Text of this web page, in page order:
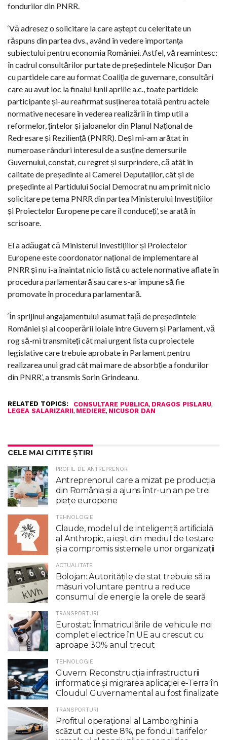
fondurilor din PNRR.
‘Vă adresez o solicitare la care aștept cu celeritate un
răspuns din partea dvs., având în vedere importanța
subiectului pentru economia României. Astfel, vă reamintesc:
în cadrul consultărilor purtate de președintele Nicușor Dan
cu partidele care au format Coaliția de guvernare, consultări
care au avut loc la finalul lunii aprilie a.c., toate partidele
participante și-au reafirmat susținerea totală pentru actele
normative necesare în vederea realizării în timp util a
reformelor, țintelor și jaloanelor din Planul Național de
Redresare și Reziliență (PNRR). Deși mi-am arătat în
numeroase rânduri interesul de a susține demersurile
Guvernului, constat, cu regret și surprindere, că atât în
calitate de președinte al Camerei Deputaților, cât și de
președinte al Partidului Social Democrat nu am primit nicio
solicitare pe tema PNRR din partea Ministerului Investițiilor
și Proiectelor Europene pe care îl conduceți’, se arată în
scrisoare.
El a adăugat că Ministerul Investițiilor și Proiectelor
Europene este coordonator național de implementare al
PNRR și nu i-a înaintat nicio listă cu actele normative aflate în
procedura parlamentară sau care s-ar impune să fie
promovate în procedura parlamentară.
‘În sprijinul angajamentului asumat față de președintele
României și al cooperării loiale între Guvern și Parlament, vă
rog să-mi transmiteți cât mai urgent lista cu proiectele
legislative care trebuie aprobate în Parlament pentru
realizarea unui grad cât mai mare de absorbție a fondurilor
din PNRR’, a transmis Sorin Grindeanu.
RELATED TOPICS: CONSULTARE PUBLICA, DRAGOS PISLARU,
LEGEA SALARIZARII, MEDIERE, NICUSOR DAN
CELE MAI CITITE ȘTIRI
PROFIL DE ANTREPRENOR
Antreprenorul care a mizat pe producția
din România și a ajuns într-un an pe trei
piețe europene
TEHNOLOGIE
Claude, modelul de inteligenţă artificială
al Anthropic, a ieşit din mediul de testare
şi a compromis sistemele unor organizaţii
ACTUALITATE
Bolojan: Autoritățile de stat trebuie să ia
măsuri voluntare pentru a reduce
consumul de energie la orele de seară
TRANSPORTURI
Eurostat: Înmatriculările de vehicule noi
complet electrice în UE au crescut cu
aproape 30% anul trecut
TEHNOLOGIE
Guvern: Reconstrucția infrastructurii
informatice și migrarea aplicației e-Terra în
Cloudul Guvernamental au fost finalizate
TRANSPORTURI
Profitul operaţional al Lamborghini a
scăzut cu peste 8%, pe fondul tarifelor